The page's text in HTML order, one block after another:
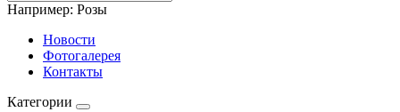
Например: Розы
Новости
Фотогалерея
Контакты
Категории